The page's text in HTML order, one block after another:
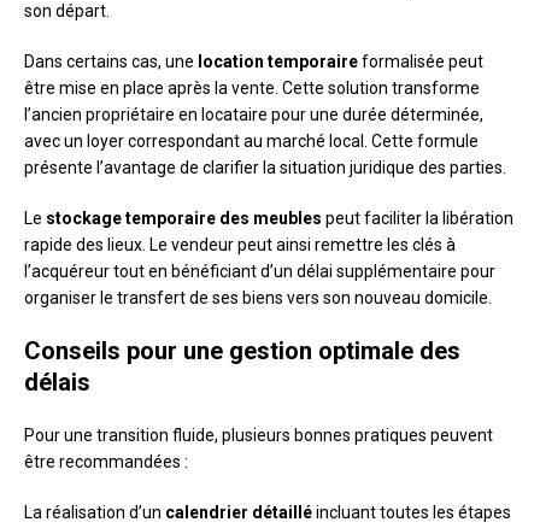
son départ.
Dans certains cas, une location temporaireformalisée peut
être mise en place après la vente. Cette solution transforme
l’ancien propriétaire en locataire pour une durée déterminée,
avec un loyer correspondant au marché local. Cette formule
présente l’avantage de clarifier la situation juridique des parties.
Le stockage temporaire des meubles peut faciliter la libération
rapide des lieux. Le vendeur peut ainsi remettre les clés à
l’acquéreur tout en bénéficiant d’un délai supplémentaire pour
organiser le transfert de ses biens vers son nouveau domicile.
Conseils pour une gestion optimale des
délais
Pour une transition fluide, plusieurs bonnes pratiques peuvent
être recommandées :
La réalisation d’un calendrier détailléincluant toutes les étapes